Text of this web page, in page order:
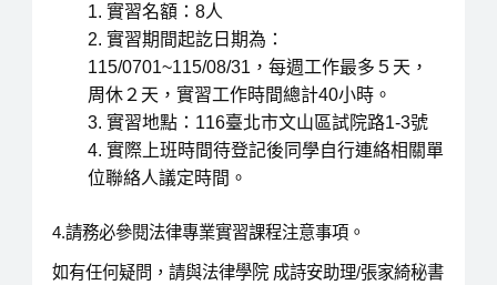
實習名額：8人
實習期間起訖日期為：
115/0701~115/08/31，每週工作最多５天，
周休２天，實習工作時間總計40小時。
實習地點：116臺北市文山區試院路1-3號
實際上班時間待登記後同學自行連絡相關單
位聯絡人議定時間。
4.請務必參閱法律專業實習課程注意事項。
如有任何疑問，請與法律學院 成詩安助理/張家綺秘書